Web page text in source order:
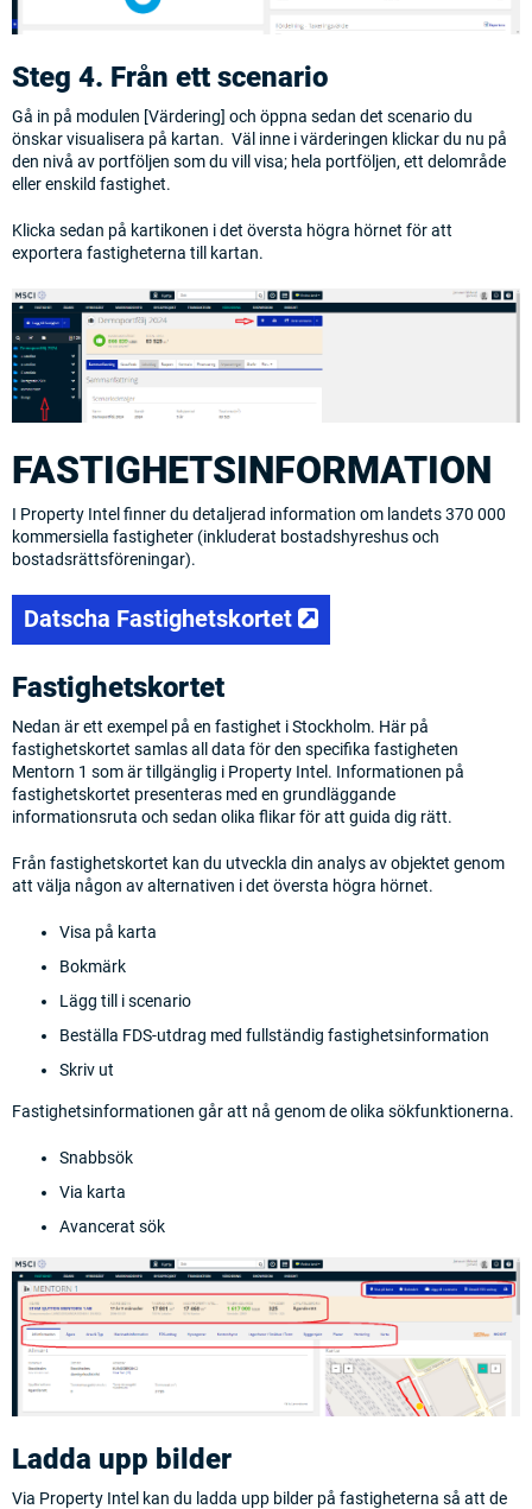
Steg 4. Från ett scenario
Gå in på modulen [Värdering] och öppna sedan det scenario du
önskar visualisera på kartan. Väl inne i värderingen klickar du nu på
den nivå av portföljen som du vill visa; hela portföljen, ett delområde
eller enskild fastighet.
Klicka sedan på kartikonen i det översta högra hörnet för att
exportera fastigheterna till kartan.
FASTIGHETSINFORMATION
I Property Intel finner du detaljerad information om landets 370 000
kommersiella fastigheter (inkluderat bostadshyreshus och
bostadsrättsföreningar).
Datscha Fastighetskortet (opens in a new tab)
Fastighetskortet
Nedan är ett exempel på en fastighet i Stockholm. Här på
fastighetskortet samlas all data för den specifika fastigheten
Mentorn 1 som är tillgänglig i Property Intel. Informationen på
fastighetskortet presenteras med en grundläggande
informationsruta och sedan olika flikar för att guida dig rätt.
Från fastighetskortet kan du utveckla din analys av objektet genom
att välja någon av alternativen i det översta högra hörnet.
Visa på karta
Bokmärk
Lägg till i scenario
Beställa FDS-utdrag med fullständig fastighetsinformation
Skriv ut
Fastighetsinformationen går att nå genom de olika sökfunktionerna.
Snabbsök
Via karta
Avancerat sök
Ladda upp bilder
Via Property Intel kan du ladda upp bilder på fastigheterna så att de